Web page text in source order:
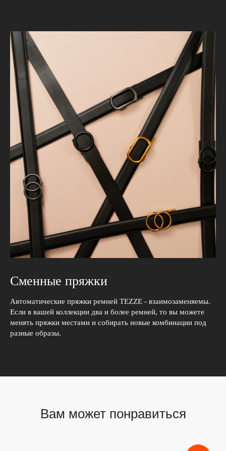
Сменные пряжки
Автоматические пряжки ремней TEZZE - взаимозаменяемы.
Если в вашей коллекции два и более ремней, то вы можете
менять пряжки местами и собирать новые комбинации под
разные образы.
Вам может понравиться